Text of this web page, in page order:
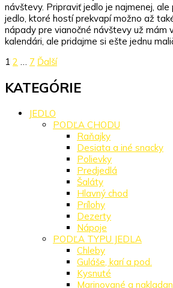
grinch
jednohubky
návštevy. Pripraviť jedlo je najmenej, ale
jedlo, ktoré hostí prekvapí možno až
nápady pre vianočné návštevy už mám
kalendári, ale pridajme si ešte jednu
Stránkovanie
príspevkov
Stránka
1 Stránka
2 … Stránka
7 Ďalší
KATEGÓRIE
JEDLO
PODĽA CHODU
Raňajky
Desiata a iné snacky
Polievky
Predjedlá
Šaláty
Hlavný chod
Prílohy
Dezerty
Nápoje
PODĽA TYPU JEDLA
Chleby
Guláše, karí a pod.
Kysnuté
Marinované a